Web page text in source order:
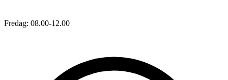
Fredag: 08.00-12.00